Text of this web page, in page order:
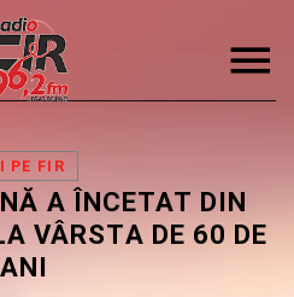
IN SITE:
PAGINA PE:
PE FIR
A ÎNCETAT DIN
VÂRSTA DE 60 DE
ANI